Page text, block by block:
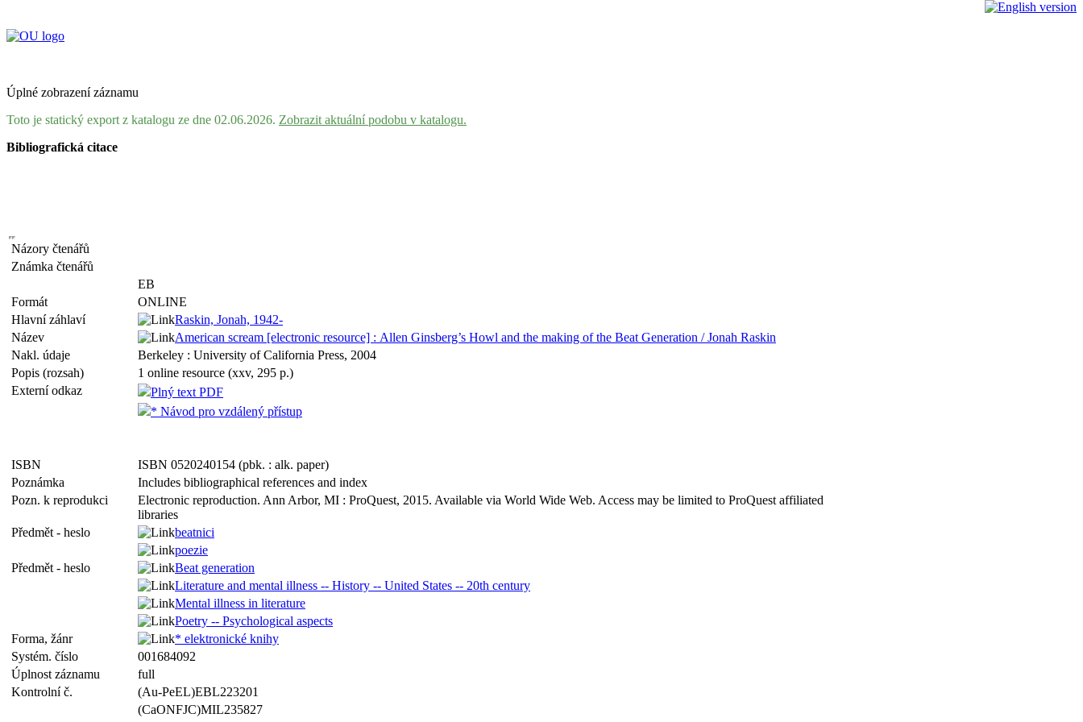
Úplné zobrazení záznamu
Toto je statický export z katalogu ze dne 02.06.2026. Zobrazit aktuální podobu v katalogu.
Bibliografická citace
Názory čtenářů
Známka čtenářů
EB
Formát
ONLINE
Hlavní záhlaví
Raskin, Jonah, 1942-
Název
American scream [electronic resource] : Allen Ginsberg’s Howl and the making of the Beat Generation / Jonah Raskin
Nakl. údaje
Berkeley : University of California Press, 2004
Popis (rozsah)
1 online resource (xxv, 295 p.)
Externí odkaz
Plný text PDF
* Návod pro vzdálený přístup
ISBN
ISBN 0520240154 (pbk. : alk. paper)
Poznámka
Includes bibliographical references and index
Pozn. k reprodukci
Electronic reproduction. Ann Arbor, MI : ProQuest, 2015. Available via World Wide Web. Access may be limited to ProQuest affiliated
libraries
Předmět - heslo
beatnici
poezie
Předmět - heslo
Beat generation
Literature and mental illness -- History -- United States -- 20th century
Mental illness in literature
Poetry -- Psychological aspects
Forma, žánr
* elektronické knihy
Systém. číslo
001684092
Úplnost záznamu
full
Kontrolní č.
(Au-PeEL)EBL223201
(CaONFJC)MIL235827